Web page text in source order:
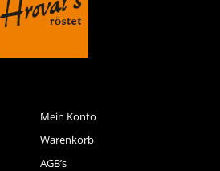
Mein Konto
Warenkorb
AGB’s